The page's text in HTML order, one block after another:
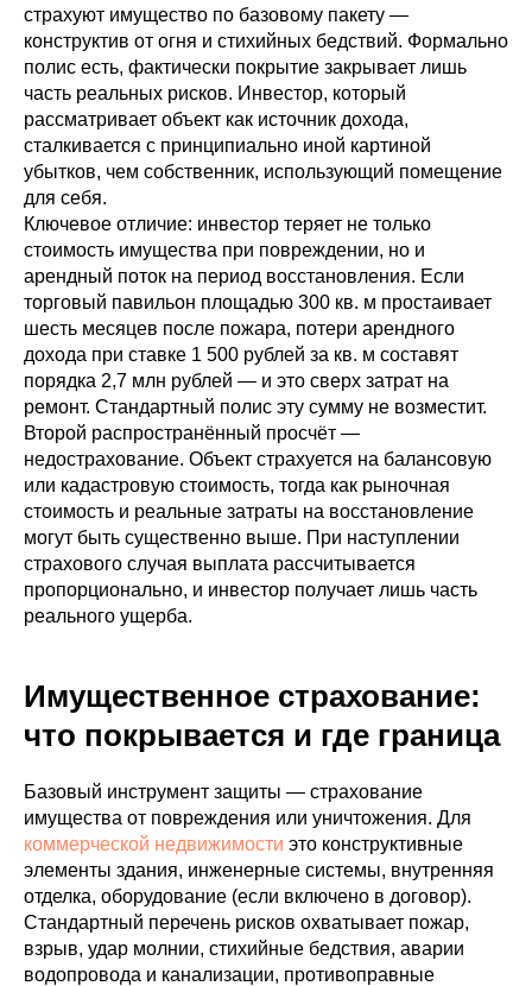
страхуют имущество по базовому пакету —
конструктив от огня и стихийных бедствий. Формально
полис есть, фактически покрытие закрывает лишь
часть реальных рисков. Инвестор, который
рассматривает объект как источник дохода,
сталкивается с принципиально иной картиной
убытков, чем собственник, использующий помещение
для себя.
Ключевое отличие: инвестор теряет не только
стоимость имущества при повреждении, но и
арендный поток на период восстановления. Если
торговый павильон площадью 300 кв. м простаивает
шесть месяцев после пожара, потери арендного
дохода при ставке 1 500 рублей за кв. м составят
порядка 2,7 млн рублей — и это сверх затрат на
ремонт. Стандартный полис эту сумму не возместит.
Второй распространённый просчёт —
недострахование. Объект страхуется на балансовую
или кадастровую стоимость, тогда как рыночная
стоимость и реальные затраты на восстановление
могут быть существенно выше. При наступлении
страхового случая выплата рассчитывается
пропорционально, и инвестор получает лишь часть
реального ущерба.
Имущественное страхование:
что покрывается и где граница
Базовый инструмент защиты — страхование
имущества от повреждения или уничтожения. Для
коммерческой недвижимости это конструктивные
элементы здания, инженерные системы, внутренняя
отделка, оборудование (если включено в договор).
Стандартный перечень рисков охватывает пожар,
взрыв, удар молнии, стихийные бедствия, аварии
водопровода и канализации, противоправные